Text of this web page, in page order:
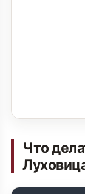
Что